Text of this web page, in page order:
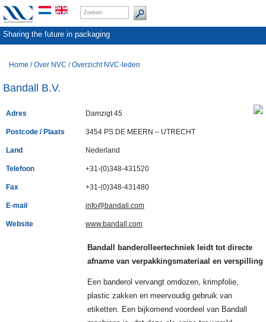
Sharing the future in packaging
Home /Over NVC /Overzicht NVC-leden
Bandall B.V.
Adres Damzigt 45
Postcode / Plaats 3454 PS DE MEERN – UTRECHT
Land Nederland
Telefoon +31-(0)348-431520
Fax +31-(0)348-431480
E-mail info@bandall.com
Website www.bandall.com
Bandall banderolleertechniek leidt tot directe
afname van verpakkingsmateriaal en verspilling
Een banderol vervangt omdozen, krimpfolie,
plastic zakken en meervoudig gebruik van
etiketten. Een bijkomend voordeel van Bandall